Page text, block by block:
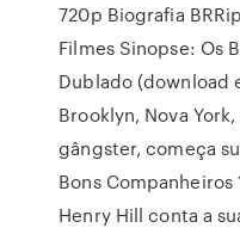
720p Biografia
Filmes Sinopse: Os
Dublado (download
Brooklyn, Nova
gângster, começa
Bons Companheiros
Henry Hill conta a